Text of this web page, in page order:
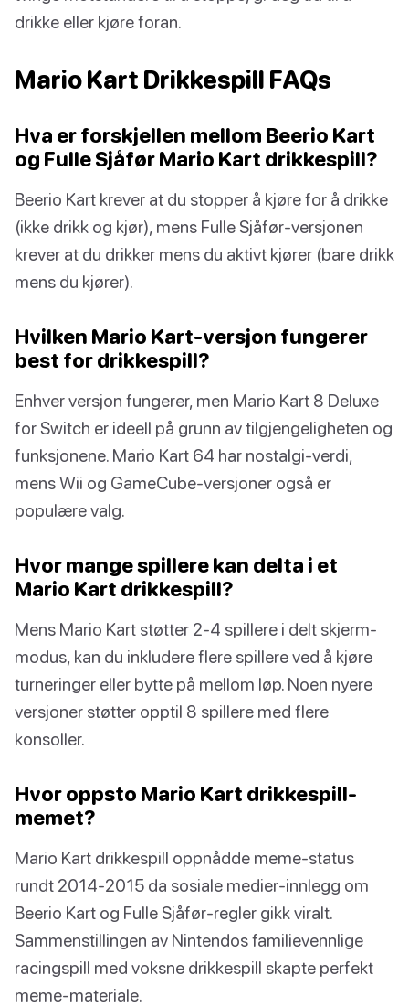
drikke eller kjøre foran.
Mario Kart Drikkespill FAQs
Hva er forskjellen mellom Beerio Kart
og Fulle Sjåfør Mario Kart drikkespill?
Beerio Kart krever at du stopper å kjøre for å drikke
(ikke drikk og kjør), mens Fulle Sjåfør-versjonen
krever at du drikker mens du aktivt kjører (bare drikk
mens du kjører).
Hvilken Mario Kart-versjon fungerer
best for drikkespill?
Enhver versjon fungerer, men Mario Kart 8 Deluxe
for Switch er ideell på grunn av tilgjengeligheten og
funksjonene. Mario Kart 64 har nostalgi-verdi,
mens Wii og GameCube-versjoner også er
populære valg.
Hvor mange spillere kan delta i et
Mario Kart drikkespill?
Mens Mario Kart støtter 2-4 spillere i delt skjerm-
modus, kan du inkludere flere spillere ved å kjøre
turneringer eller bytte på mellom løp. Noen nyere
versjoner støtter opptil 8 spillere med flere
konsoller.
Hvor oppsto Mario Kart drikkespill-
memet?
Mario Kart drikkespill oppnådde meme-status
rundt 2014-2015 da sosiale medier-innlegg om
Beerio Kart og Fulle Sjåfør-regler gikk viralt.
Sammenstillingen av Nintendos familievennlige
racingspill med voksne drikkespill skapte perfekt
meme-materiale.